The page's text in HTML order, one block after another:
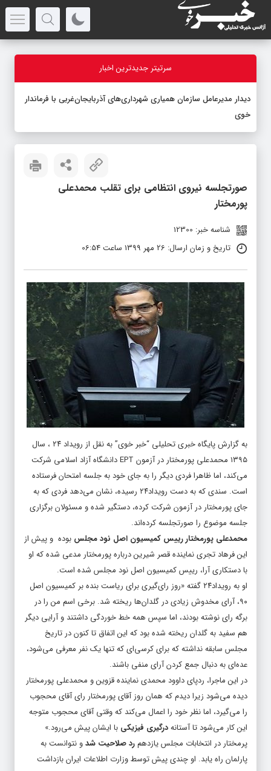
سرتیتر جدیدترین اخبار
دیدار مدیرعامل سازمان همیاری شهرداری‌های آذربایجان‌غربی با فرماندار
خوی
صورتجلسه نیروی انتظامی برای تقلب محمدعلی
پورمختار
شناسه خبر: 12300
تاریخ و زمان ارسال: 26 مهر 1399 ساعت 06:54
به گزارش پایگاه خبری تحلیلی “خبر خوی” به نقل از رویداد ۲۴ ، سال
۱۳۹۵ محمدعلی پورمختار در آزمون EPT دانشگاه آزاد اسلامی شرکت
می‌کند، اما ظاهرا فردی دیگر را به جای خود به جلسه امتحان فرستاده
است. سندی که به دست رویداد۲۴ رسیده، نشان می‌دهد فردی که به
جای پورمختار در آزمون شرکت کرده، دستگیر شده و مسئولان برگزاری
جلسه موضوع را صورتجلسه کرده‌اند.
محمدعلی پورمختار رییس کمیسیون اصل نود مجلس بوده و پیش از
این فرهاد تجری نماینده قصر شیرین درباره پورمختار مدعی شده که او
با دستکاری آرا، رییس کمیسیون اصل نود مجلس شده است.
او به رویداد۲۴ گفته «روز رای‌گیری برای ریاست بنده بر کمیسیون اصل
۹۰، آرای مخدوش زیادی در گلدان‌ها ریخته شد. برخی اسم من را در
برگه رای نوشته بودند، اما سپس همه خط‌ خوردگی داشتند و آرایی دیگر
هم سفید به گلدان ریخته شده بود که این اتفاق تا کنون در تاریخ
مجلس سابقه نداشته که برای کرسی‌ای که تنها یک نفر معرفی می‌شود،
عده‌ای به دنبال جمع کردن آرای منفی باشند.
در این ماجرا، ردپای داوود محمدی نماینده قزوین و محمدعلی پورمختار
دیده می‌شود زیرا دیدم که همان روز آقای پورمختار رای آقای محجوب
را می‌گیرد، اما نظر خود را اعمال می‌کند که وقتی آقای محجوب متوجه
این کار می‌شود تا آستانهدرگیری فیزیکی با ایشان پیش می‌رود.»
پرمختار در انتخابات مجلس یازدهمرد صلاحیت شدو نتوانست به
پارلمان راه یابد. او چندی پیش توسط وزارت اطلاعات ایران بازداشت